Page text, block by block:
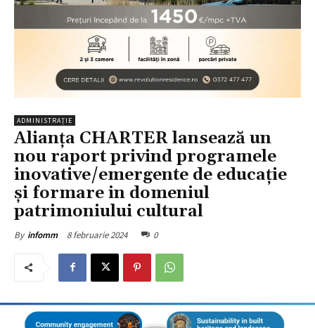
ADMINISTRAȚIE
Alianța CHARTER lansează un
nou raport privind programele
inovative/emergente de educație
și formare in domeniul
patrimoniului cultural
By infomm 8 februarie 2024 0